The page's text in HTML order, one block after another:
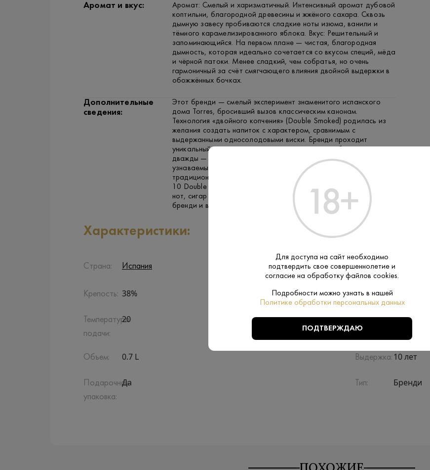
Аромат и вкус:
Аромат: Смелый и харизматичный. Интенсивный аромат дубовой
коптильни, благородной древесины и жжёного сахара. Сквозь
дымную завесу пробиваются сладкие ноты изюма, ванили и
тёмного карамелизированного яблока. Вкус: Решительный и
запоминающийся. На первом плане — чистая, благородная
дымность, которая идеально сочетается со вкусом специй, мёда
и чёрной патоки. Менее сладкий, чем собратья, но очень
гармоничный за счёт смягчающего влияния двойной выдержки в
обожжённых бочках.
Дополнительные
сведения:
Этот бренди — смелый эксперимент знаменитого испанского
дома Torres, бросивший вызов классическим канонам.
Технология «двойного копчения» (Double Smoked) родилась из
желания создать напиток с характером, сравнимым с
выдержанными односолодовыми виски. Бренди проходит
уникальный процесс, где дистиллят коптят на дубовой щепе
дважды — до и после выдержки в бочках. Это придаёт ему
узнаваемый благородный дымный профиль, несвойственный
традиционным испанским бренди. Такой подход сделал Torres
10 Double Smoked культовым выбором для ценителей копчёных
нот, сигар и брутальных напитков, став мостом между миром
бренди и виски.
Характеристики:
Страна: Испания Производитель:
Torres
Крепость: 38% Бренд:
Температура
подачи:
20 Регион: Каталония
Объем: 0.7 L Выдержка: 10 лет
Подарочная
упаковка:
Да Тип: Бренди
Для доступа на сайт необходимо
подтвердить свое совершеннолетие и
согласие на обработку файлов cookies.
Подробности можно узнать в нашей
Политике обработки персональных данных
ПОДТВЕРЖДАЮ